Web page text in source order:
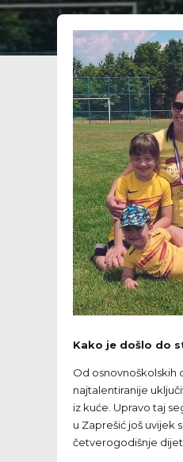
Kako je došlo do
Od osnovnoškolskih
najtalentiranije
iz kuće. Upravo taj
u Zaprešić još uvijek
četverogodišnje